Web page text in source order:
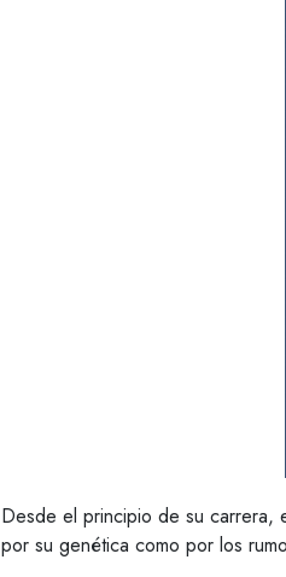
Desde el principio de su carrera,
por su genética como por los